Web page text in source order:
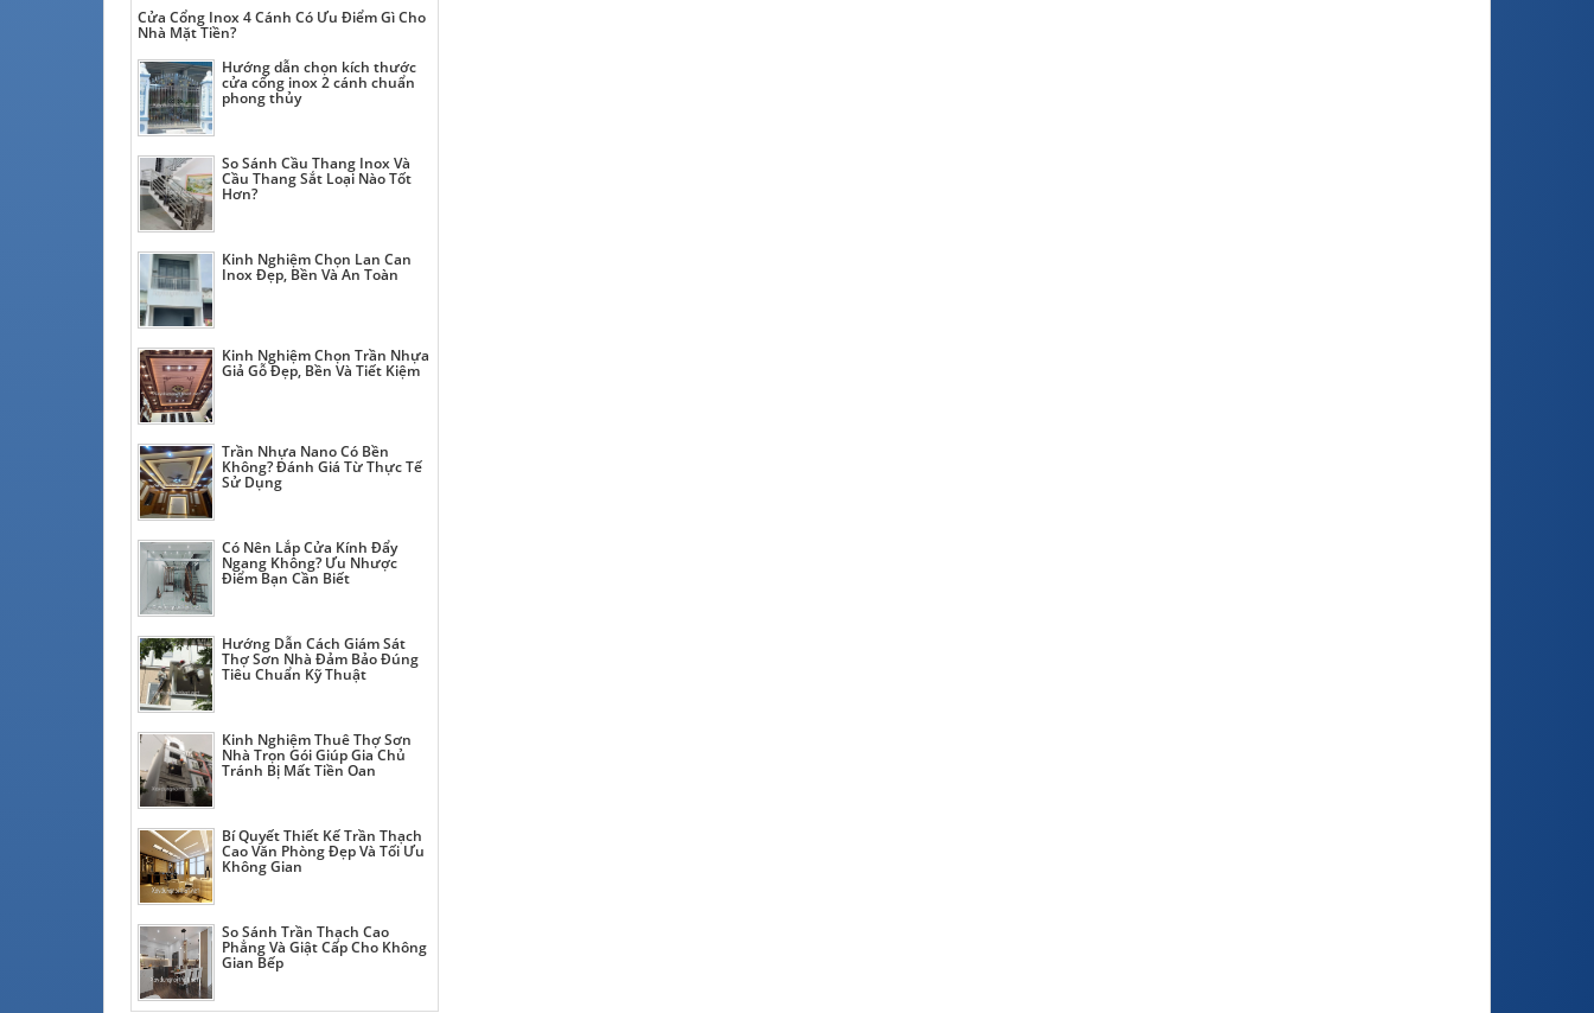
Cửa Cổng Inox 4 Cánh Có Ưu Điểm Gì Cho
Nhà Mặt Tiền?
Hướng dẫn chọn kích thước
cửa cổng inox 2 cánh chuẩn
phong thủy
So Sánh Cầu Thang Inox Và
Cầu Thang Sắt Loại Nào Tốt
Hơn?
Kinh Nghiệm Chọn Lan Can
Inox Đẹp, Bền Và An Toàn
Kinh Nghiệm Chọn Trần Nhựa
Giả Gỗ Đẹp, Bền Và Tiết Kiệm
Trần Nhựa Nano Có Bền
Không? Đánh Giá Từ Thực Tế
Sử Dụng
Có Nên Lắp Cửa Kính Đẩy
Ngang Không? Ưu Nhược
Điểm Bạn Cần Biết
Hướng Dẫn Cách Giám Sát
Thợ Sơn Nhà Đảm Bảo Đúng
Tiêu Chuẩn Kỹ Thuật
Kinh Nghiệm Thuê Thợ Sơn
Nhà Trọn Gói Giúp Gia Chủ
Tránh Bị Mất Tiền Oan
Bí Quyết Thiết Kế Trần Thạch
Cao Văn Phòng Đẹp Và Tối Ưu
Không Gian
So Sánh Trần Thạch Cao
Phẳng Và Giật Cấp Cho Không
Gian Bếp